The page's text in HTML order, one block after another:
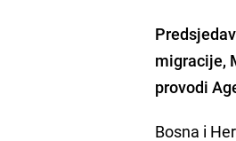
migracije,
provodi
Bosna i